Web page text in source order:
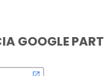
GOOGLE